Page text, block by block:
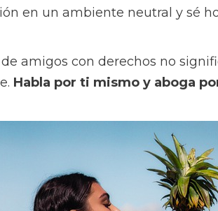
en un ambiente neutral y sé
amigos con derechos no
Habla por ti mismo y aboga